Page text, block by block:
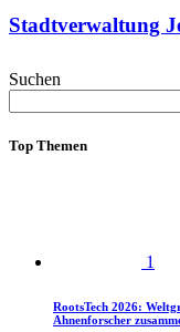
Stadtverwaltung
Suchen
Top Themen
1
RootsTech 2026:
Ahnenforscher